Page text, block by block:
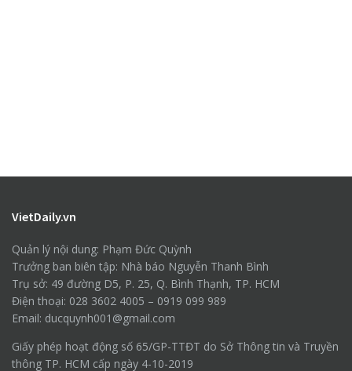
VietDaily.vn
Quản lý nội dung: Phạm Đức Quỳnh
Trưởng ban biên tập: Nhà báo Nguyễn Thanh Bình
Trụ sở: 49 đường D5, P. 25, Q. Bình Thạnh, TP. HCM
Điện thoại: 028 3602 4005 – 0919 099 989
Email: ducquynh001@gmail.com
Giấy phép hoạt động số 65/GP-TTĐT do Sở Thông tin và Truyền
thông TP. HCM cấp ngày 4-10-2019